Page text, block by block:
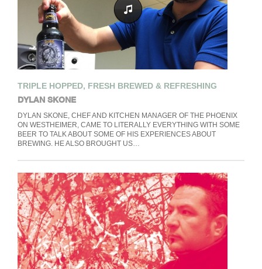
TRIPLE HOPPED, FRESH BREWED & REFRESHING
DYLAN SKONE
DYLAN SKONE, CHEF AND KITCHEN MANAGER OF THE PHOENIX
ON WESTHEIMER​, CAME TO LITERALLY EVERYTHING WITH SOME
BEER TO TALK ABOUT SOME OF HIS EXPERIENCES ABOUT
BREWING. HE ALSO BROUGHT US…